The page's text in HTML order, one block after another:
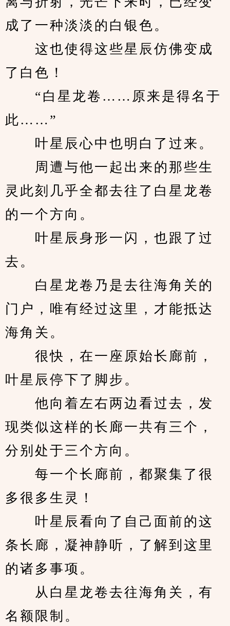
成了一种淡淡的白银色。
这也使得这些星辰仿佛变成
了白色！
“白星龙卷……原来是得名于
此……”
叶星辰心中也明白了过来。
周遭与他一起出来的那些生
灵此刻几乎全都去往了白星龙卷
的一个方向。
叶星辰身形一闪，也跟了过
去。
白星龙卷乃是去往海角关的
门户，唯有经过这里，才能抵达
海角关。
很快，在一座原始长廊前，
叶星辰停下了脚步。
他向着左右两边看过去，发
现类似这样的长廊一共有三个，
分别处于三个方向。
每一个长廊前，都聚集了很
多很多生灵！
叶星辰看向了自己面前的这
条长廊，凝神静听，了解到这里
的诸多事项。
从白星龙卷去往海角关，有
名额限制。